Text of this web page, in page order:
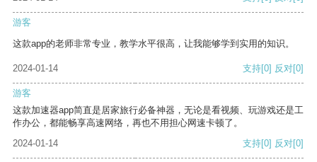
游客
这款app的老师非常专业，教学水平很高，让我能够学到实用的知识。
2024-01-14 支持[0] 反对[0]
游客
这款加速器app简直是居家旅行必备神器，无论是看视频、玩游戏还是工
作办公，都能畅享高速网络，再也不用担心网速卡顿了。
2024-01-14
支持[0] 反对[0]